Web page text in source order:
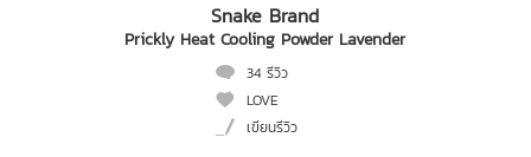
Snake Brand
Prickly Heat Cooling Powder Lavender
34 รีวิว
LOVE
เขียนรีวิว